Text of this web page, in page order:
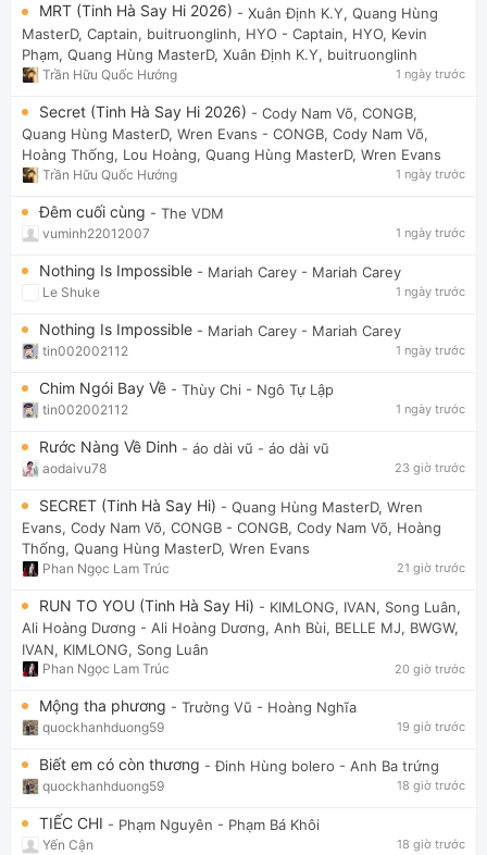
MRT (Tinh Hà Say Hi 2026) - Xuân Định K.Y, Quang Hùng
MasterD, Captain, buitruonglinh, HYO - Captain, HYO, Kevin
Phạm, Quang Hùng MasterD, Xuân Định K.Y, buitruonglinh
Trần Hữu Quốc Hướng 1 ngày trước
Secret (Tinh Hà Say Hi 2026) - Cody Nam Võ, CONGB,
Quang Hùng MasterD, Wren Evans - CONGB, Cody Nam Võ,
Hoàng Thống, Lou Hoàng, Quang Hùng MasterD, Wren Evans
Trần Hữu Quốc Hướng 1 ngày trước
Đêm cuối cùng - The VDM
vuminh22012007 1 ngày trước
Nothing Is Impossible - Mariah Carey - Mariah Carey
Le Shuke 1 ngày trước
Nothing Is Impossible - Mariah Carey - Mariah Carey
tin002002112 1 ngày trước
Chim Ngói Bay Về - Thùy Chi - Ngô Tự Lập
tin002002112 1 ngày trước
Rước Nàng Về Dinh - áo dài vũ - áo dài vũ
aodaivu78 23 giờ trước
SECRET (Tinh Hà Say Hi) - Quang Hùng MasterD, Wren
Evans, Cody Nam Võ, CONGB - CONGB, Cody Nam Võ, Hoàng
Thống, Quang Hùng MasterD, Wren Evans
Phan Ngọc Lam Trúc 21 giờ trước
RUN TO YOU (Tinh Hà Say Hi) - KIMLONG, IVAN, Song Luân,
Ali Hoàng Dương - Ali Hoàng Dương, Anh Bùi, BELLE MJ, BWGW,
IVAN, KIMLONG, Song Luân
Phan Ngọc Lam Trúc 20 giờ trước
Mộng tha phương - Trường Vũ - Hoàng Nghĩa
quockhanhduong59 19 giờ trước
Biết em có còn thương - Đinh Hùng bolero - Anh Ba trứng
quockhanhduong59 18 giờ trước
TIẾC CHI - Phạm Nguyên - Phạm Bá Khôi
Yến Cận 18 giờ trước